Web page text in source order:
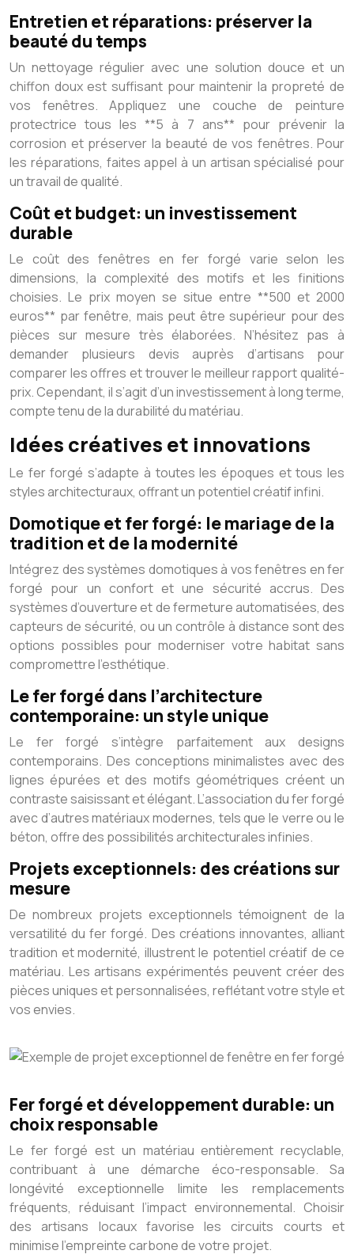
Entretien et réparations: préserver la
beauté du temps
Un nettoyage régulier avec une solution douce et un
chiffon doux est suffisant pour maintenir la propreté de
vos fenêtres. Appliquez une couche de peinture
protectrice tous les **5 à 7 ans** pour prévenir la
corrosion et préserver la beauté de vos fenêtres. Pour
les réparations, faites appel à un artisan spécialisé pour
un travail de qualité.
Coût et budget: un investissement
durable
Le coût des fenêtres en fer forgé varie selon les
dimensions, la complexité des motifs et les finitions
choisies. Le prix moyen se situe entre **500 et 2000
euros** par fenêtre, mais peut être supérieur pour des
pièces sur mesure très élaborées. N’hésitez pas à
demander plusieurs devis auprès d’artisans pour
comparer les offres et trouver le meilleur rapport qualité-
prix. Cependant, il s’agit d’un investissement à long terme,
compte tenu de la durabilité du matériau.
Idées créatives et innovations
Le fer forgé s’adapte à toutes les époques et tous les
styles architecturaux, offrant un potentiel créatif infini.
Domotique et fer forgé: le mariage de la
tradition et de la modernité
Intégrez des systèmes domotiques à vos fenêtres en fer
forgé pour un confort et une sécurité accrus. Des
systèmes d’ouverture et de fermeture automatisées, des
capteurs de sécurité, ou un contrôle à distance sont des
options possibles pour moderniser votre habitat sans
compromettre l’esthétique.
Le fer forgé dans l’architecture
contemporaine: un style unique
Le fer forgé s’intègre parfaitement aux designs
contemporains. Des conceptions minimalistes avec des
lignes épurées et des motifs géométriques créent un
contraste saisissant et élégant. L’association du fer forgé
avec d’autres matériaux modernes, tels que le verre ou le
béton, offre des possibilités architecturales infinies.
Projets exceptionnels: des créations sur
mesure
De nombreux projets exceptionnels témoignent de la
versatilité du fer forgé. Des créations innovantes, alliant
tradition et modernité, illustrent le potentiel créatif de ce
matériau. Les artisans expérimentés peuvent créer des
pièces uniques et personnalisées, reflétant votre style et
vos envies.
Fer forgé et développement durable: un
choix responsable
Le fer forgé est un matériau entièrement recyclable,
contribuant à une démarche éco-responsable. Sa
longévité exceptionnelle limite les remplacements
fréquents, réduisant l’impact environnemental. Choisir
des artisans locaux favorise les circuits courts et
minimise l’empreinte carbone de votre projet.